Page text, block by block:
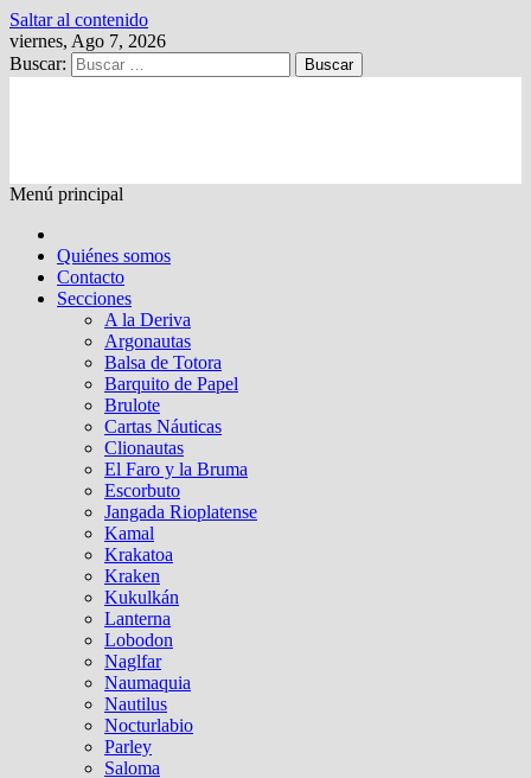
Saltar al contenido
viernes, Ago 7, 2026
Buscar:
Menú principal
Quiénes somos
Contacto
Secciones
A la Deriva
Argonautas
Balsa de Totora
Barquito de Papel
Brulote
Cartas Náuticas
Clionautas
El Faro y la Bruma
Escorbuto
Jangada Rioplatense
Kamal
Krakatoa
Kraken
Kukulkán
Lanterna
Lobodon
Naglfar
Naumaquia
Nautilus
Nocturlabio
Parley
Saloma